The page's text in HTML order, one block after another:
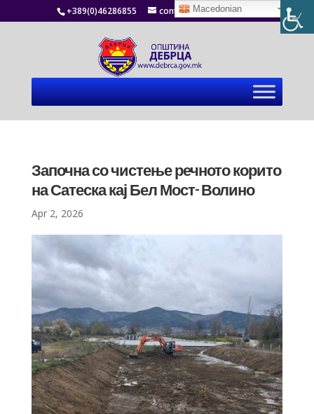
+389(0)46286855 contact@debrca.gov.mk
Започна со чистење речното корито
на Сатеска кај Бел Мост- Волино
Apr 2, 2026
Macedonian